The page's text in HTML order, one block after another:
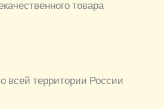
товара
всей территории России